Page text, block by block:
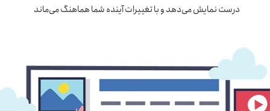
درست نمایش می‌دهد و با تغییرات آینده شما هماهنگ می‌ماند